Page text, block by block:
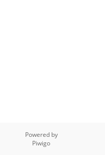
Powered by
Piwigo